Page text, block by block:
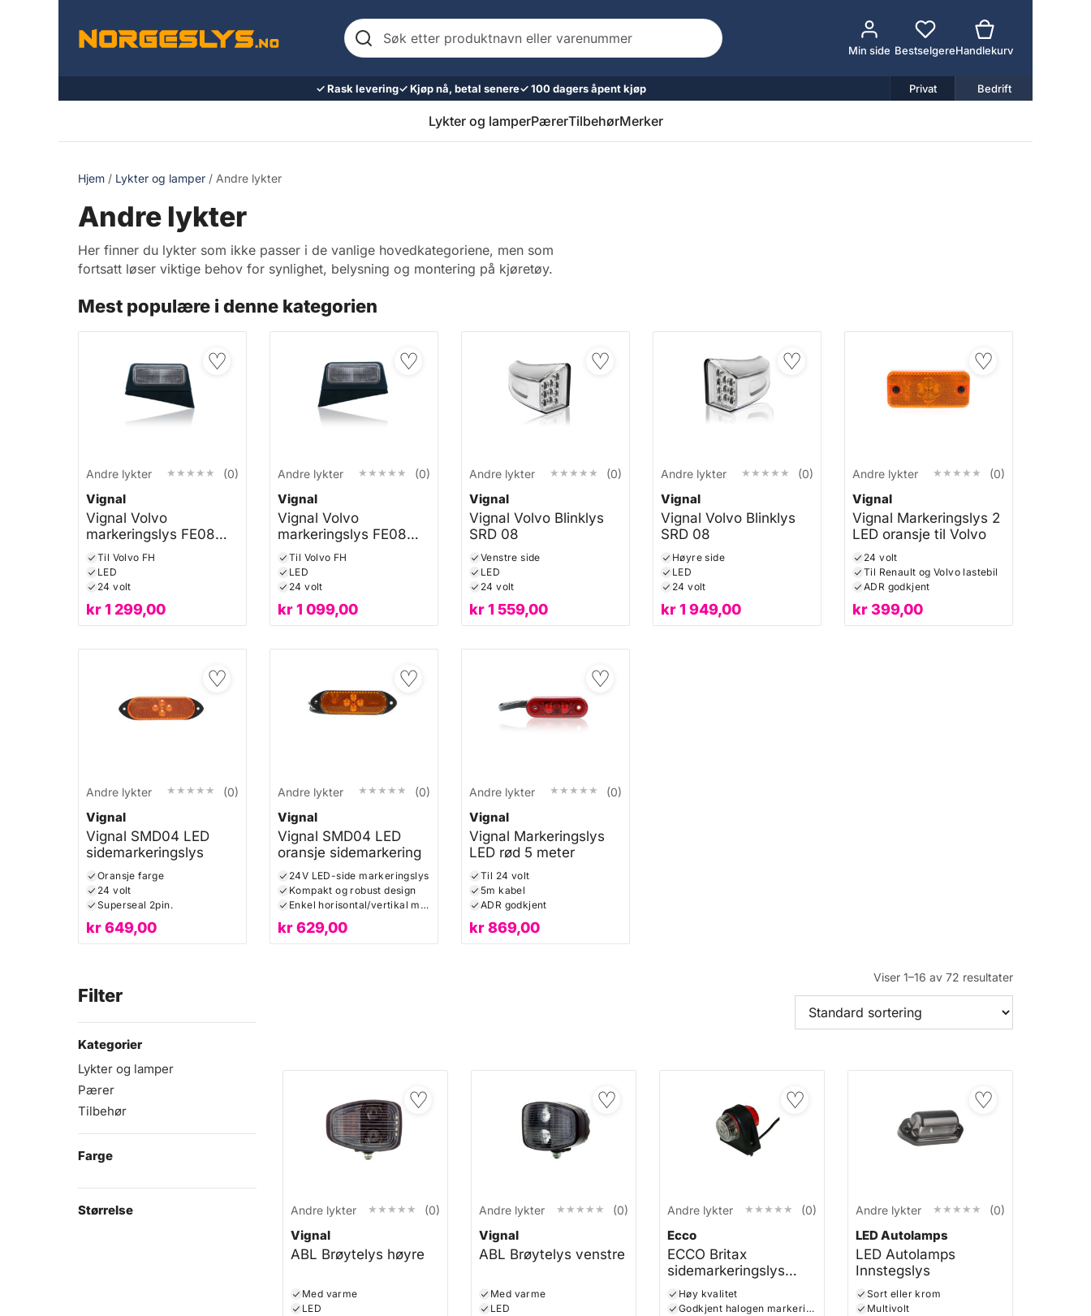
Søk
etter
eller
varenummer
Min side BestselgereHandlekurv
✓ Rask levering✓ Kjøp nå, betal senere✓ 100 dagers åpent kjøp Privat Bedrift
Lykter og lamperPærerTilbehørMerker
Hjem / Lykter og lamper / Andre lykter
Andre lykter
Her finner du lykter som ikke passer i de vanlige hovedkategoriene, men som
fortsatt løser viktige behov for synlighet, belysning og montering på kjøretøy.
Mest populære i denne kategorien
♡
Andre lykter ★★★★★
★★★★★ (0)
Vignal
Vignal Volvo
markeringslys FE08
Venstre
Til Volvo FH
LED
24 volt
kr1 299,00
♡
Andre lykter ★★★★★
★★★★★ (0)
Vignal
Vignal Volvo
markeringslys FE08
Høyre
Til Volvo FH
LED
24 volt
kr1 099,00
♡
Andre lykter ★★★★★
★★★★★ (0)
Vignal
Vignal Volvo Blinklys
SRD 08
Venstre side
LED
24 volt
kr1 559,00
♡
Andre lykter ★★★★★
★★★★★ (0)
Vignal
Vignal Volvo Blinklys
SRD 08
Høyre side
LED
24 volt
kr1 949,00
♡
Andre lykter ★★★★★
★★★★★ (0)
Vignal
Vignal Markeringslys 2
LED oransje til Volvo
24 volt
Til Renault og Volvo lastebil
ADR godkjent
kr399,00
♡
Andre lykter ★★★★★
★★★★★ (0)
Vignal
Vignal SMD04 LED
sidemarkeringslys
Oransje farge
24 volt
Superseal 2pin.
kr649,00
♡
Andre lykter ★★★★★
★★★★★ (0)
Vignal
Vignal SMD04 LED
oransje sidemarkering
24V LED-side markeringslys
Kompakt og robust design
Enkel horisontal/vertikal montering
kr629,00
♡
Andre lykter ★★★★★
★★★★★ (0)
Vignal
Vignal Markeringslys
LED rød 5 meter
Til 24 volt
5m kabel
ADR godkjent
kr869,00
Filter
Kategorier
Lykter og lamper
Pærer
Tilbehør
Farge
Størrelse
Viser 1–16 av 72 resultater
♡
Andre lykter ★★★★★
★★★★★ (0)
Vignal
ABL Brøytelys høyre
Med varme
LED
♡
Andre lykter ★★★★★
★★★★★ (0)
Vignal
ABL Brøytelys venstre
Med varme
LED
♡
Andre lykter ★★★★★
★★★★★ (0)
Ecco
ECCO Britax
sidemarkeringslys
rød/hvit
Høy kvalitet
Godkjent halogen markeringslys
♡
Andre lykter ★★★★★
★★★★★ (0)
LED Autolamps
LED Autolamps
Innstegslys
Sort eller krom
Multivolt